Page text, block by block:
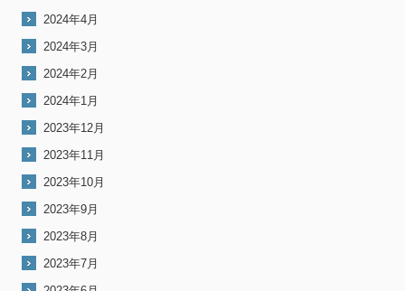
2024年4月
2024年3月
2024年2月
2024年1月
2023年12月
2023年11月
2023年10月
2023年9月
2023年8月
2023年7月